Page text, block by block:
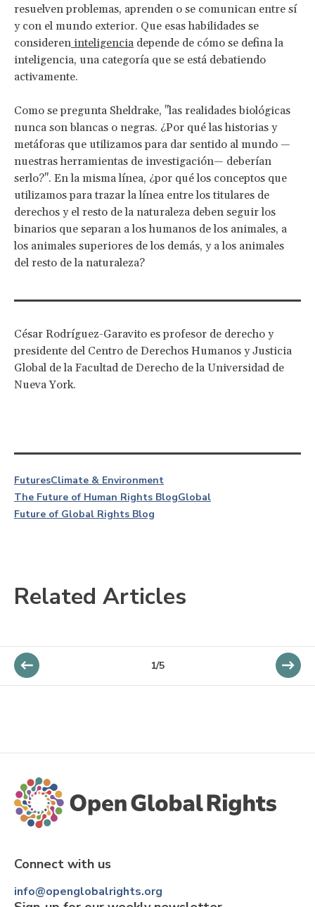
resuelven problemas, aprenden o se comunican entre sí
y con el mundo exterior. Que esas habilidades se
consideren inteligencia depende de cómo se defina la
inteligencia, una categoría que se está debatiendo
activamente.
Como se pregunta Sheldrake, "las realidades biológicas
nunca son blancas o negras. ¿Por qué las historias y
metáforas que utilizamos para dar sentido al mundo —
nuestras herramientas de investigación— deberían
serlo?". En la misma línea, ¿por qué los conceptos que
utilizamos para trazar la línea entre los titulares de
derechos y el resto de la naturaleza deben seguir los
binarios que separan a los humanos de los animales, a
los animales superiores de los demás, y a los animales
del resto de la naturaleza?
César Rodríguez-Garavito es profesor de derecho y
presidente del Centro de Derechos Humanos y Justicia
Global de la Facultad de Derecho de la Universidad de
Nueva York.
FuturesClimate & Environment
The Future of Human Rights BlogGlobal
Future of Global Rights Blog
Related Articles
1/5
Connect with us
info@openglobalrights.org